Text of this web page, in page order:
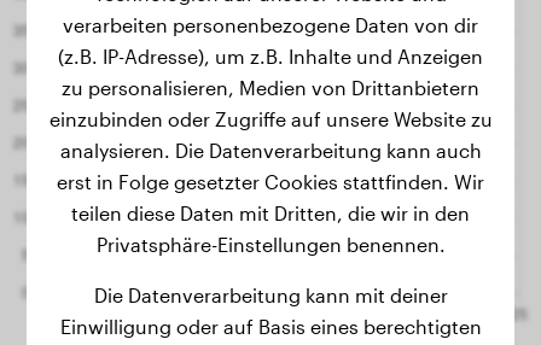
2.4 Monate 8.20 kg
verarbeiten personenbezogene Daten von dir
(z.B. IP-Adresse), um z.B. Inhalte und Anzeigen
zu personalisieren, Medien von Drittanbietern
einzubinden oder Zugriffe auf unsere Website zu
analysieren. Die Datenverarbeitung kann auch
erst in Folge gesetzter Cookies stattfinden. Wir
teilen diese Daten mit Dritten, die wir in den
Privatsphäre-Einstellungen benennen.
Die Datenverarbeitung kann mit deiner
Einwilligung oder auf Basis eines berechtigten